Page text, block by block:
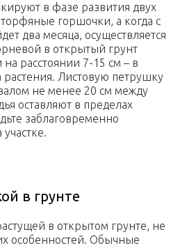
в фазе развития двух
горшочки, а когда с
два месяца, осуществляется
в открытый грунт
расстоянии 7-15 см – в
растения. Листовую петрушку
не менее 20 см между
оставляют в пределах
заблаговременно
в грунте
в открытом грунте, не
особенностей. Обычные